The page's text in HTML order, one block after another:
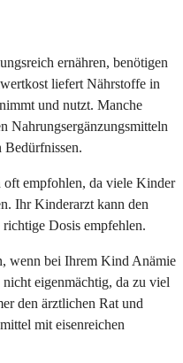
ernähren, benötigen
liefert Nährstoffe in
und nutzt. Manche
Nahrungsergänzungsmitteln
empfohlen, da viele Kinder
Ihr Kinderarzt kann den
Dosis empfehlen.
wenn bei Ihrem Kind Anämie
eigenmächtig, da zu viel
den ärztlichen Rat und
mit eisenreichen